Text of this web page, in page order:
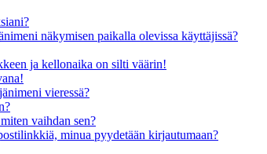
näkymisen paikalla olevissa käyttäjissä?
ja kellonaika on silti väärin!
vieressä?
vaihdan sen?
minua pyydetään kirjautumaan?